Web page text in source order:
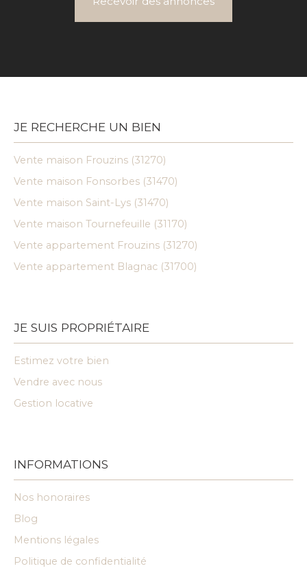
JE RECHERCHE UN BIEN
Vente maison Frouzins (31270)
Vente maison Fonsorbes (31470)
Vente maison Saint-Lys (31470)
Vente maison Tournefeuille (31170)
Vente appartement Frouzins (31270)
Vente appartement Blagnac (31700)
JE SUIS PROPRIÉTAIRE
Estimez votre bien
Vendre avec nous
Gestion locative
INFORMATIONS
Nos honoraires
Blog
Mentions légales
Politique de confidentialité